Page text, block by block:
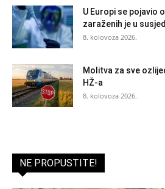
U Europi se pojavio
zaraženih je u
8. kolovoza 2026.
Molitva za sve
HŽ-a
8. kolovoza 2026.
NE PROPUSTITE!